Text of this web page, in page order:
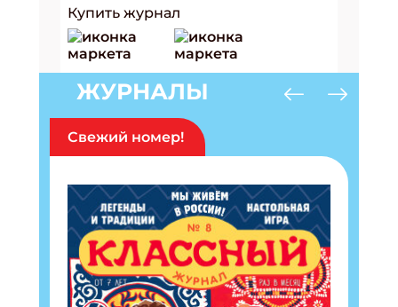
Купить журнал
ЖУРНАЛЫ
Свежий номер!